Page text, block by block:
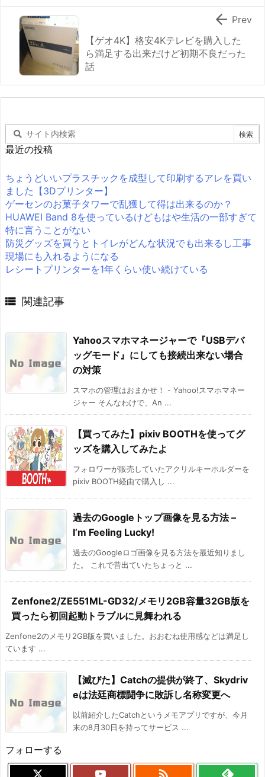
【ゲオ4K】格安4Kテレビを購入した
ら満足する出来だけど初期不良だった
話
 Prev
最近の投稿
ちょうどいいプラスチックを成型して印刷するアレを買い
ました【3Dプリンター】
ゲーセンのお菓子タワーで乱獲して得は出来るのか？
HUAWEI Band 8を使っているけどもはや生活の一部すぎて
特に言うことがない
防災グッズを買うとトイレがどんな状況でも出来るし工事
現場にも入れるようになる
レシートプリンターを1年くらい使い続けている
 関連記事
Yahooスマホマネージャーで『USBデバ
ッグモード』にしても接続出来ない場合
の対策
スマホの管理はおまかせ！ - Yahoo!スマホマネー
ジャー そんなわけで、An ...
【買ってみた】pixiv BOOTHを使ってグ
ッズを購入してみたよ
フォロワーが販売していたアクリルキーホルダーを
pixiv BOOTH経由で購入し ...
過去のGoogleトップ画像を見る方法 –
I’m Feeling Lucky!
過去のGoogleロゴ画像を見る方法を最近知りまし
た。 これで昔出ていたちょっと ...
Zenfone2/ZE551ML-GD32/メモリ2GB容量32GB版を
買ったら初回起動トラブルに見舞われる
Zenfone2のメモリ2GB版を買いました。おおむね使用感などは満足し
ています ...
【滅びた】Catchの提供が終了、Skydriv
eは法廷商標闘争に敗訴し名称変更へ
以前紹介したCatchというメモアプリですが、今月
末の8月30日を持ってサービス ...
フォローする
